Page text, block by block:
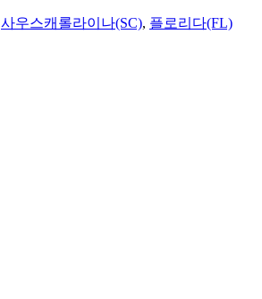
사우스캐롤라이나(SC), 플로리다(FL)